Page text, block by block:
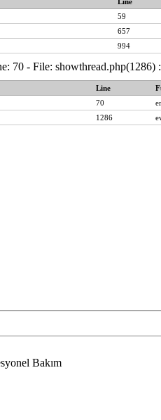
59
657
994
70 - File: showthread.php(1286)
Line
70
1286
Bakım